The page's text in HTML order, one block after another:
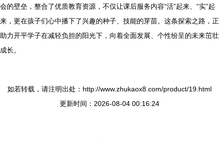
会的壁垒，整合了优质教育资源，不仅让课后服务内容“活”起来、“实”起
来，更在孩子们心中播下了兴趣的种子、技能的芽苗。这条探索之路，正
助力开平学子在减轻负担的阳光下，向着全面发展、个性纷呈的未来茁壮
成长。
如若转载，请注明出处：http://www.zhukaox8.com/product/19.html
更新时间：2026-08-04 00:16:24